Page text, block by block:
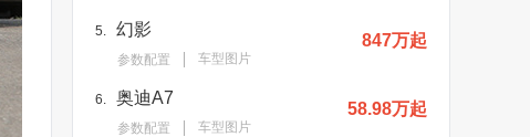
5. 幻影
参数配置 车型图片
847万起
6. 奥迪A7
参数配置 车型图片
58.98万起